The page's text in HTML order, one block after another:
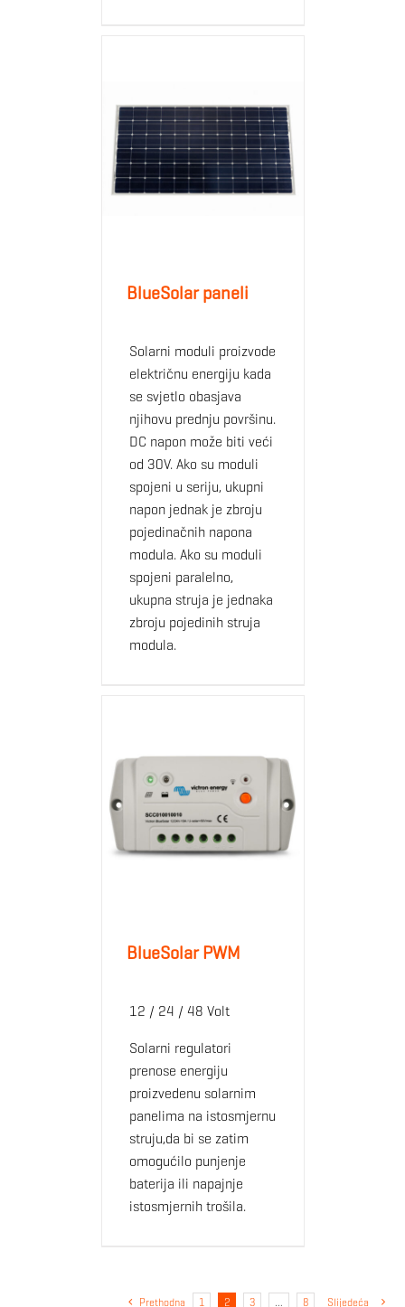
BlueSolar paneli
Solarni moduli proizvode
električnu energiju kada
se svjetlo obasjava
njihovu prednju površinu.
DC napon može biti veći
od 30V. Ako su moduli
spojeni u seriju, ukupni
napon jednak je zbroju
pojedinačnih napona
modula. Ako su moduli
spojeni paralelno,
ukupna struja je jednaka
zbroju pojedinih struja
modula.
BlueSolar PWM
12 / 24 / 48 Volt
Solarni regulatori
prenose energiju
proizvedenu solarnim
panelima na istosmjernu
struju,da bi se zatim
omogućilo punjenje
baterija ili napajnje
istosmjernih trošila.
Prethodna 1 2 3 … 8 Slijedeća